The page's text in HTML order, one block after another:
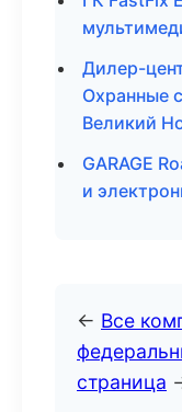
Дилер-
Охранные
Великий
GARAGE
и
← Все
страница